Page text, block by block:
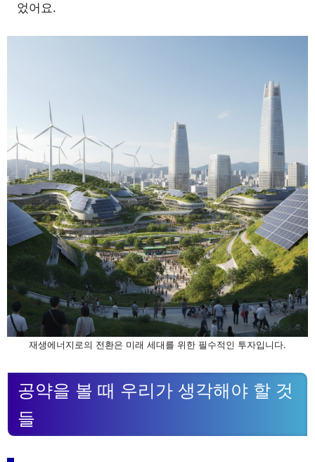
었어요.
재생에너지로의 전환은 미래 세대를 위한 필수적인 투자입니다.
공약을 볼 때 우리가 생각해야 할 것
들